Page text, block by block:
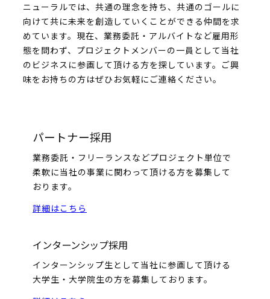
ニューラルでは、共通の理念を持ち、共通のゴールに
向けて共に未来を創造していくことができる仲間を求
めています。現在、業務委託・アルバイトなど雇用形
態を問わず、プロジェクトメンバーの一員として当社
のビジネスに参画して頂ける方を探しています。ご興
味をお持ちの方はぜひお気軽にご連絡ください。
パートナー採用
業務委託・フリーランスなどプロジェクト単位で
柔軟に当社の事業に関わって頂ける方を募集して
おります。
詳細はこちら
インターンシップ採用
インターンシップ生として当社に参画して頂ける
大学生・大学院生の方を募集しております。